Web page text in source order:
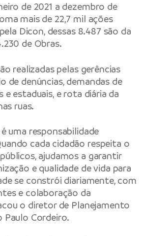
de 2021 a dezembro de
mais de 22,7 mil ações
Dicon, dessas 8.487 são da
de Obras.
realizadas pelas gerências
de denúncias, demandas de
e estaduais, e rota diária da
ruas.
uma responsabilidade
cada cidadão respeita o
ajudamos a garantir
e qualidade de vida para
se constrói diariamente, com
e colaboração da
o diretor de Planejamento
Paulo Cordeiro.